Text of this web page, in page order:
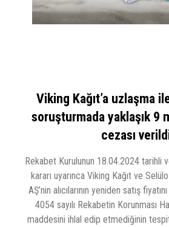
Viking Kağıt’a uzlaşma
soruşturmada yaklaşık 9
cezası
Rekabet Kurulunun 18.04.2024 tarihli
kararı uyarınca Viking Kağıt ve
AŞ’nin alıcılarının yeniden satış
4054 sayılı Rekabetin Korunması
maddesini ihlal edip etmediğinin